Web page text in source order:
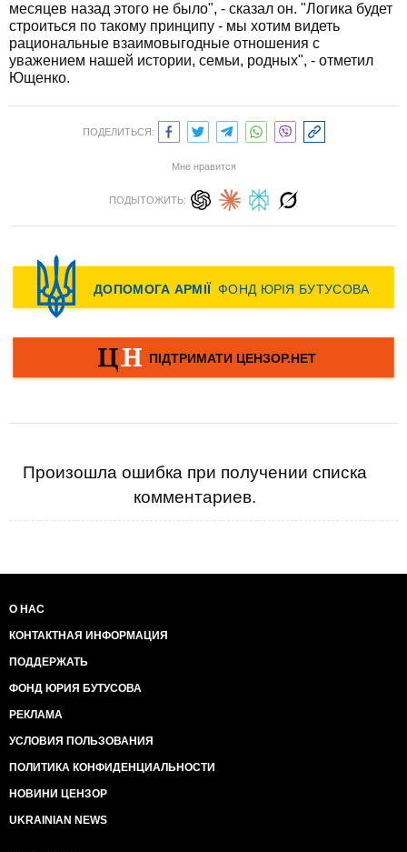
месяцев назад этого не было", - сказал он. "Логика будет
строиться по такому принципу - мы хотим видеть
рациональные взаимовыгодные отношения с
уважением нашей истории, семьи, родных", - отметил
Ющенко.
ПОДЕЛИТЬСЯ:
Мне нравится
ПОДЫТОЖИТЬ:
Произошла ошибка при получении списка
комментариев.
О НАС
КОНТАКТНАЯ ИНФОРМАЦИЯ
ПОДДЕРЖАТЬ
ФОНД ЮРИЯ БУТУСОВА
РЕКЛАМА
УСЛОВИЯ ПОЛЬЗОВАНИЯ
ПОЛИТИКА КОНФИДЕНЦИАЛЬНОСТИ
НОВИНИ ЦЕНЗОР
UKRAINIAN NEWS